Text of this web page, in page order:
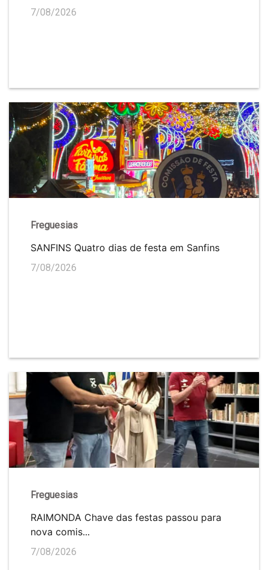
7/08/2026
Freguesias
SANFINS Quatro dias de festa em Sanfins
7/08/2026
Freguesias
RAIMONDA Chave das festas passou para
nova comis...
7/08/2026